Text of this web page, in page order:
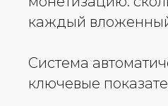
каждый
Система
ключевые